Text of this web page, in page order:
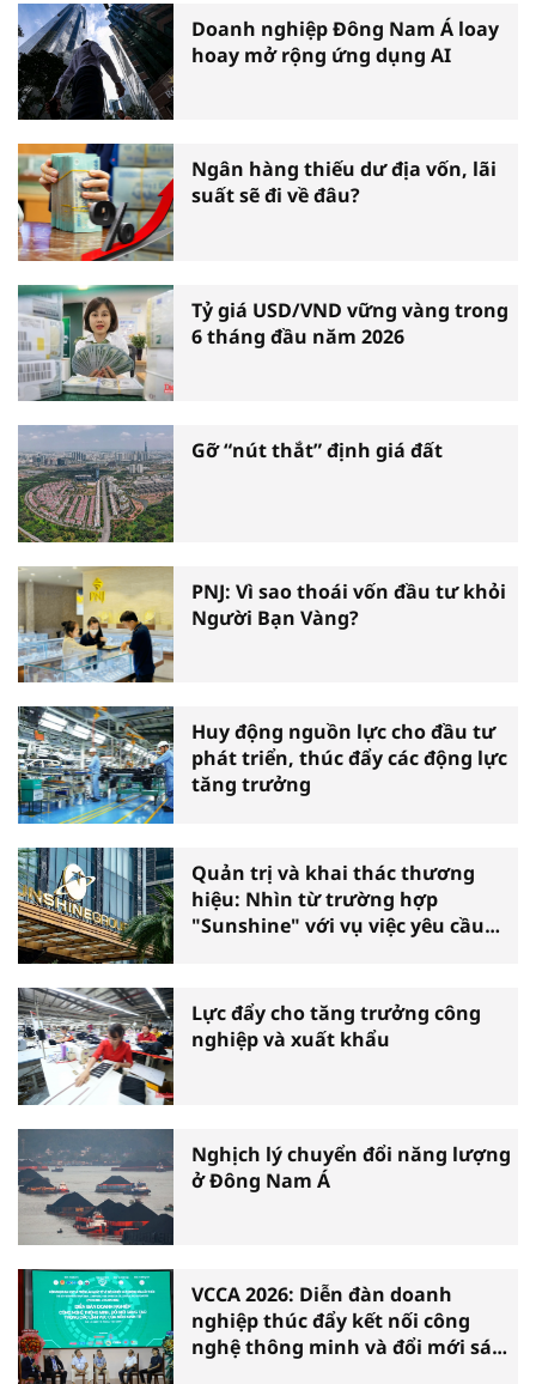
Doanh nghiệp Đông Nam Á loay
hoay mở rộng ứng dụng AI
Ngân hàng thiếu dư địa vốn, lãi
suất sẽ đi về đâu?
Tỷ giá USD/VND vững vàng trong
6 tháng đầu năm 2026
Gỡ “nút thắt” định giá đất
PNJ: Vì sao thoái vốn đầu tư khỏi
Người Bạn Vàng?
Huy động nguồn lực cho đầu tư
phát triển, thúc đẩy các động lực
tăng trưởng
Quản trị và khai thác thương
hiệu: Nhìn từ trường hợp
"Sunshine" với vụ việc yêu cầu
Lực đẩy cho tăng trưởng công
nghiệp và xuất khẩu
Nghịch lý chuyển đổi năng lượng
ở Đông Nam Á
VCCA 2026: Diễn đàn doanh
nghiệp thúc đẩy kết nối công
nghệ thông minh và đổi mới sáng